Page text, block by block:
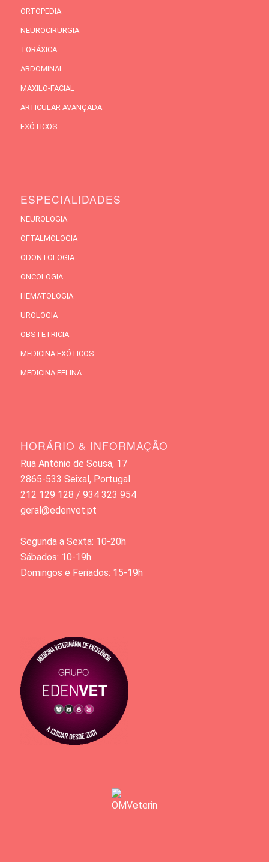
ORTOPEDIA
NEUROCIRURGIA
TORÁXICA
ABDOMINAL
MAXILO-FACIAL
ARTICULAR AVANÇADA
EXÓTICOS
ESPECIALIDADES
NEUROLOGIA
OFTALMOLOGIA
ODONTOLOGIA
ONCOLOGIA
HEMATOLOGIA
UROLOGIA
OBSTETRICIA
MEDICINA EXÓTICOS
MEDICINA FELINA
HORÁRIO & INFORMAÇÃO
Rua António de Sousa, 17
2865-533 Seixal, Portugal
212 129 128 / 934 323 954
geral@edenvet.pt
Segunda a Sexta: 10-20h
Sábados: 10-19h
Domingos e Feriados: 15-19h